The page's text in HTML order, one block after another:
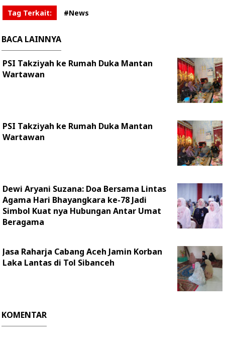
Tag Terkait: #News
BACA LAINNYA
PSI Takziyah ke Rumah Duka Mantan
Wartawan
PSI Takziyah ke Rumah Duka Mantan
Wartawan
Dewi Aryani Suzana: Doa Bersama Lintas
Agama Hari Bhayangkara ke-78 Jadi
Simbol Kuat nya Hubungan Antar Umat
Beragama
Jasa Raharja Cabang Aceh Jamin Korban
Laka Lantas di Tol Sibanceh
KOMENTAR